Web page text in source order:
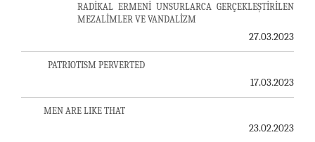
RADİKAL ERMENİ UNSURLARCA GERÇEKLEŞTİRİLEN
MEZALİMLER VE VANDALİZM
27.03.2023
PATRIOTISM PERVERTED
17.03.2023
MEN ARE LIKE THAT
23.02.2023